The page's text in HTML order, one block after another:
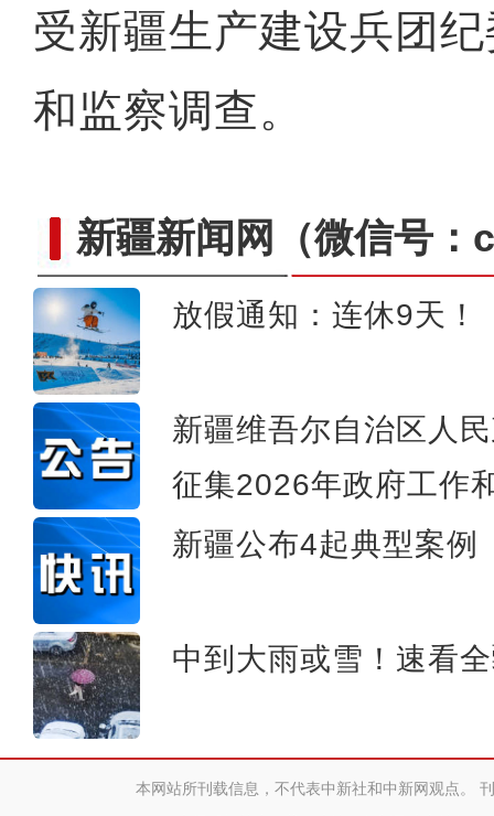
受新疆生产建设兵团
和监察调查。
新疆新闻网 （微信号
放假通知：连休9天！
新疆维吾尔自治区人
征集2026年政府工作
新疆公布4起典型案例
中到大雨或雪！速看
本网站所刊载信息，不代表中新社和中新网观点。